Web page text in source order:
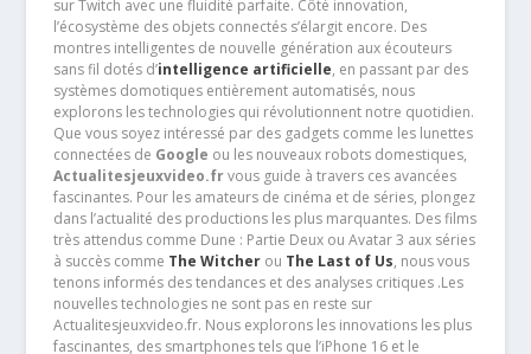
sur Twitch avec une fluidité parfaite. Côté innovation,
l’écosystème des objets connectés s’élargit encore. Des
montres intelligentes de nouvelle génération aux écouteurs
sans fil dotés d’intelligence artificielle, en passant par des
systèmes domotiques entièrement automatisés, nous
explorons les technologies qui révolutionnent notre quotidien.
Que vous soyez intéressé par des gadgets comme les lunettes
connectées de Google ou les nouveaux robots domestiques,
Actualitesjeuxvideo.frvous guide à travers ces avancées
fascinantes. Pour les amateurs de cinéma et de séries, plongez
dans l’actualité des productions les plus marquantes. Des films
très attendus comme Dune : Partie Deux ou Avatar 3 aux séries
à succès comme The Witcherou The Last of Us, nous vous
tenons informés des tendances et des analyses critiques .Les
nouvelles technologies ne sont pas en reste sur
Actualitesjeuxvideo.fr. Nous explorons les innovations les plus
fascinantes, des smartphones tels que l’iPhone 16 et le